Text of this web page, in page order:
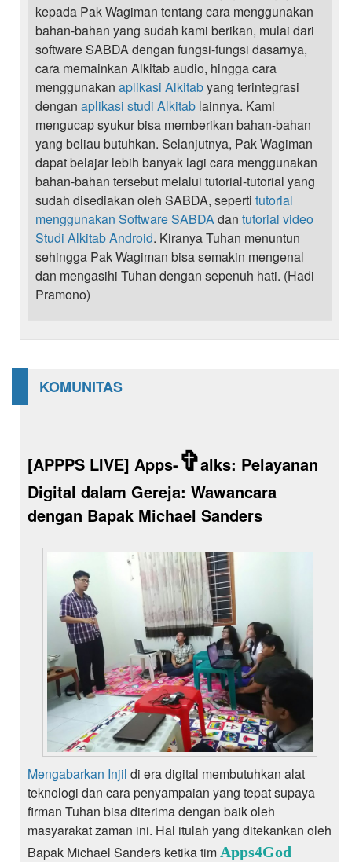
kepada Pak Wagiman tentang cara menggunakan
bahan-bahan yang sudah kami berikan, mulai dari
software SABDA dengan fungsi-fungsi dasarnya,
cara memainkan Alkitab audio, hingga cara
menggunakan aplikasi Alkitabyang terintegrasi
dengan aplikasi studi Alkitab lainnya. Kami
mengucap syukur bisa memberikan bahan-bahan
yang beliau butuhkan. Selanjutnya, Pak Wagiman
dapat belajar lebih banyak lagi cara menggunakan
bahan-bahan tersebut melalui tutorial-tutorial yang
sudah disediakan oleh SABDA, seperti tutorial
menggunakan Software SABDAdan tutorial video
Studi Alkitab Android. Kiranya Tuhan menuntun
sehingga Pak Wagiman bisa semakin mengenal
dan mengasihi Tuhan dengan sepenuh hati. (Hadi
Pramono)
KOMUNITAS
[APPPS LIVE] Apps-✞alks: Pelayanan
Digital dalam Gereja: Wawancara
dengan Bapak Michael Sanders
Mengabarkan Injil di era digital membutuhkan alat
teknologi dan cara penyampaian yang tepat supaya
firman Tuhan bisa diterima dengan baik oleh
masyarakat zaman ini. Hal itulah yang ditekankan oleh
Bapak Michael Sanders ketika tim Apps4God